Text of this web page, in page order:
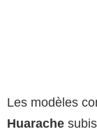
Les modèles
Huarache